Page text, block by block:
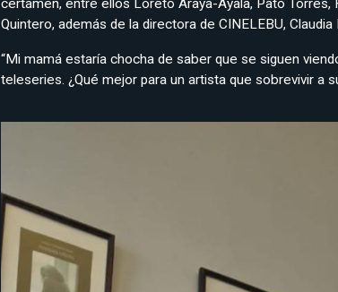
certamen, entre ellos Loreto Araya-Ayala, Pato Torres,
Quintero, además de la directora de CINELEBU, Claudia
“Mi mamá estaría chocha de saber que se siguen
teleseries. ¿Qué mejor para un artista que sobrevivir a